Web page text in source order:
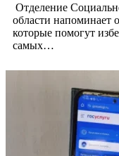
Отделение
области напоминает
которые помогут
самых…